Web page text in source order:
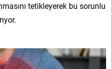
tetikleyerek bu sorunlu